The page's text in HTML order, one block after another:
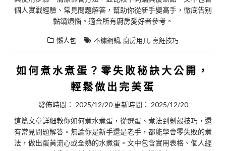
個人實戰經驗、常見問題解答，幫助你從新手變高手，徹底告别
黏鍋煩惱。適合所有廚房愛好者參考。
懶人包 不鏽鋼鍋, 廚房用具, 烹飪技巧
如何煮水煮蛋？零失敗秘訣大公開，
輕鬆做出完美蛋
發佈時間： 2025/12/20更新時間： 2025/12/20
這篇文章詳細教你如何煮水煮蛋，從選蛋、煮法到剝殼技巧，還
有常見問題解答。無論你是新手還是老手，都能學會零失敗的煮
法，做出蛋黃流心或全熟的水煮蛋。文中包含實用表格、個人經